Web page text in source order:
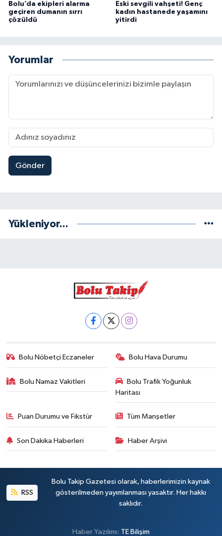
Bolu’da ekipleri alarma
geçiren dumanın sırrı
çözüldü
Eski sevgili vahşeti! Genç
kadın hastanede yaşamını
yitirdi
Yorumlar
Gönder
Yükleniyor...
Bolu Nöbetçi Eczaneler Bolu Hava Durumu
Bolu Namaz Vakitleri
Bolu Trafik Yoğunluk
Haritası
Puan Durumu ve Fikstür Tüm Manşetler
Son Dakika Haberleri Haber Arşivi
RSS
Bolu Takip Gazetesi olarak, haberlerimizin kaynak
gösterilmeden yayımlanması yasaktır. Her hakkı
saklıdır.
Haber Yazılımı: TE Bilişim